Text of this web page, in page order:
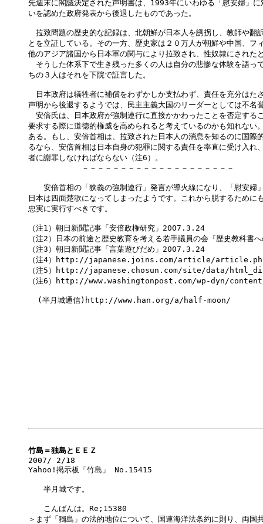
先週末に閣議決定された声明書は、1993年にいわゆる「慰安婦」
いを認めた政府発表から後退したものであった。
拉致問題の歴史的な記録は、北朝鮮が日本人を誘拐し、教師や翻
とを立証している。その一方、歴史家は２０万人が朝鮮や中国、フ
他のアジア諸国から日本軍の関与により拉致され、性奴隷にされた
そうした体系下で生き残った多くの人は自分の悲惨な体験を語っ
ちの３人はそれを下院で証言した。
日本政府は犠牲者に補償をわずかしか支払わず、責任を充分はた
声明から後退するようでは、民主主義大国のリーダーとしては不名
安倍氏は、日本政府が強制連行に直接かかわったことを否定する
要求する際に道徳的権威を高められると考えているのかも知れない
ある。もし、安倍首相は、拉致された日本人の消息を知るのに国際
るなら、安倍首相は日本自身の犯罪に関する責任を率直に受け入れ
者に謝罪しなければならない（注6）。
－－－－－－－－－－－－－－－－－－－－
安倍首相の「狭義の強制連行」発言が導火線になり、「慰安婦
日本は四面楚歌になってしまったようです。これから脱するために
忠実に実行すべきです。
（注1）朝日新聞記事「安倍政権研究」2007.3.24
（注2）日本の前途と歴史教育を考える若手議員の会『歴史教科
（注3）朝日新聞記事「言葉遊びだめ」2007.3.24
（注4）http://japanese.joins.com/article/
（注5）http://japanese.chosun.com/site/data/
（注6）http://www.washingtonpost.com/wp-dyn/
  (半月城通信)http://www.han.org/a/half-moon/
竹島＝独島とＥＥＺ
2007/ 2/18
Yahoo!掲示板「竹島」 No.15415
半月城です。
こんばんは。Re;15380
＞まず「獨島」の法的地位について、国連海洋法条約に則り、両国